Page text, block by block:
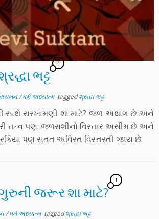
ભટ્ટ
4
/ધર્મ અધ્યાત્મ taggedશ્રદ્ધા ભટ્ટ
સાથે સરખામણી શા માટે? જળ અથાગ છે અને
તત્વ પણ. જળરાશીનો વિસ્તાર અસીમ છે અને
પણ સતત અવિરત વિસ્તરતી જાય છે.
જરૂર શા માટે?
1
/ધર્મ અધ્યાત્મ taggedશ્રદ્ધા ભટ્ટ